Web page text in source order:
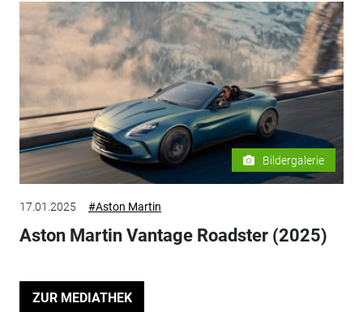
Bildergalerie
17.01.2025 #Aston Martin
Aston Martin Vantage Roadster (2025)
ZUR MEDIATHEK